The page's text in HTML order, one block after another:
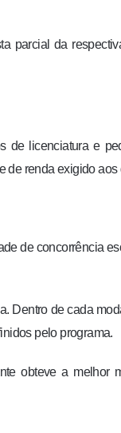
parcial da
de licenciatura e
de renda exigido
de concorrência
Dentro de cada
pelo programa.
obteve a melhor